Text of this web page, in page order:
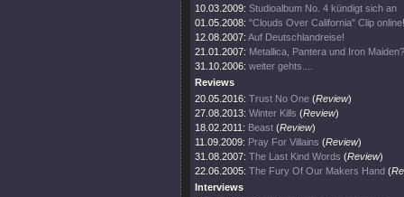
10.03.2009: Studioalbum No. 4 kündigt sich an
01.05.2008: "Clouds Over California" Clip online!
12.08.2007: Auf Deutschlandreise!
21.01.2007: Metallica, Pantera und Iron
31.10.2006: weiter gehts....
Reviews
20.05.2016: Trust No One (Review)
27.08.2013: Winter Kills (Review)
18.02.2011: Beast (Review)
11.09.2009: Pray For Villains (Review)
31.08.2007: The Last Kind Words (Review)
22.06.2005: The Fury Of Our Makers Hand (
Interviews